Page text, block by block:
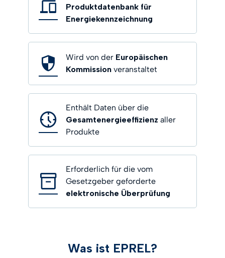
Produktdatenbank für
Energiekennzeichnung
Wird von der Europäischen
Kommission veranstaltet
Enthält Daten über die
Gesamtenergieeffizienz aller
Produkte
Erforderlich für die vom
Gesetzgeber geforderte
elektronische Überprüfung
Was ist EPREL?